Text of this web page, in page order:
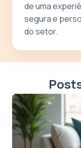
de uma
segura e
do setor.